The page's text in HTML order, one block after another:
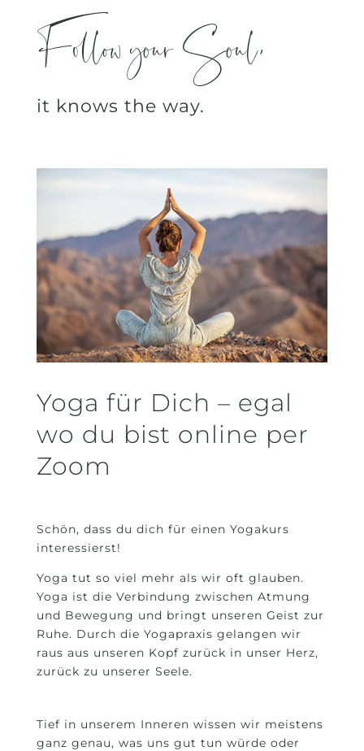
Follow your Soul,
it knows the way.
Yoga für Dich – egal
wo du bist online per
Zoom
Schön, dass du dich für einen Yogakurs
interessierst!
Yoga tut so viel mehr als wir oft glauben.
Yoga ist die Verbindung zwischen Atmung
und Bewegung und bringt unseren Geist zur
Ruhe. Durch die Yogapraxis gelangen wir
raus aus unseren Kopf zurück in unser Herz,
zurück zu unserer Seele.
Tief in unserem Inneren wissen wir meistens
ganz genau, was uns gut tun würde oder